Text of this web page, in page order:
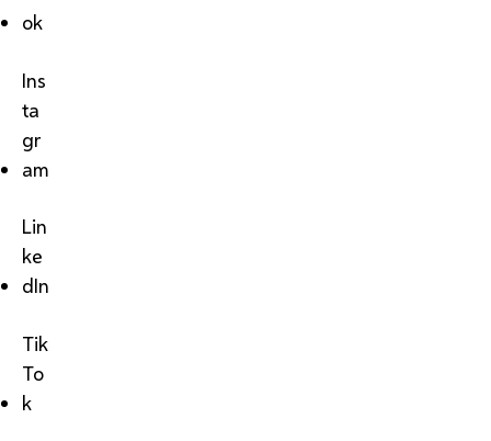
ok
Ins
ta
gr
am
Lin
ke
dIn
Tik
To
k